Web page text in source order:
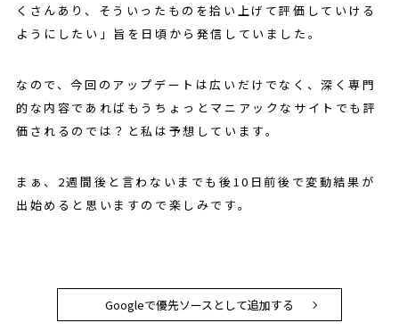
くさんあり、そういったものを拾い上げて評価していける
ようにしたい」旨を日頃から発信していました。
なので、今回のアップデートは広いだけでなく、深く専門
的な内容であればもうちょっとマニアックなサイトでも評
価されるのでは？と私は予想しています。
まぁ、2週間後と言わないまでも後10日前後で変動結果が
出始めると思いますので楽しみです。
Googleで優先ソースとして追加する